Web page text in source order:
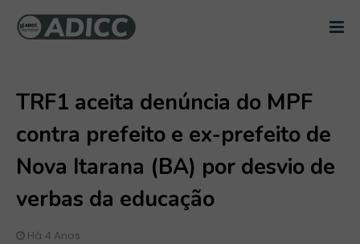
TRF1 aceita denúncia do MPF
contra prefeito e ex-prefeito de
Nova Itarana (BA) por desvio de
verbas da educação
Há 4 Anos